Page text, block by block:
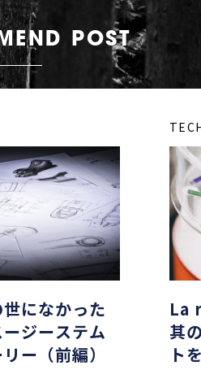
POST
になかった
ジーステム
ー（前編）
La
其
ト